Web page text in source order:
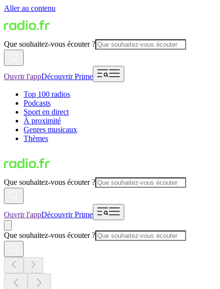
Aller au contenu
Que souhaitez-vous écouter ?
Ouvrir l'appDécouvrir Prime
Top 100 radios
Podcasts
Sport en direct
À proximité
Genres musicaux
Thèmes
Que souhaitez-vous écouter ?
Ouvrir l'appDécouvrir Prime
Que souhaitez-vous écouter ?